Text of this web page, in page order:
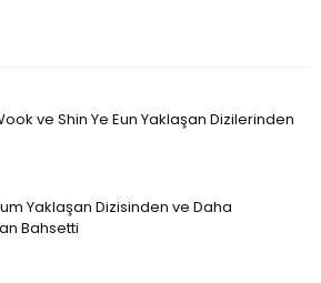
ve Shin Ye Eun Yaklaşan Dizilerinden
Yaklaşan Dizisinden ve Daha
Bahsetti